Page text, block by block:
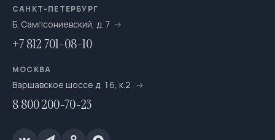
САНКТ-ПЕТЕРБУРГ
Б. Сампсониевский, д. 7
+7 812 701-08-10
МОСКВА
Варшавское шоссе д. 16, к.2
8 800 200-70-23